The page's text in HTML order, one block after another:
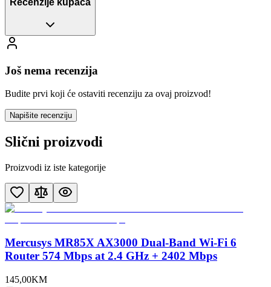
Recenzije kupaca
Još nema recenzija
Budite prvi koji će ostaviti recenziju za ovaj proizvod!
Napišite recenziju
Slični proizvodi
Proizvodi iz iste kategorije
Mercusys MR85X AX3000 Dual-Band Wi-Fi 6
Router 574 Mbps at 2.4 GHz + 2402 Mbps
145,00KM